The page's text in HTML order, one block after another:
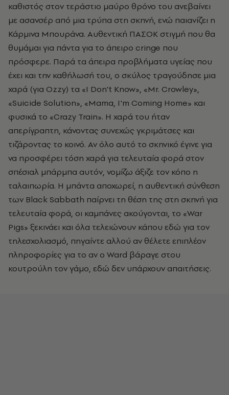
καθιστός στον τεράστιο μαύρο θρόνο του ανεβαίνει
με ασανσέρ από μια τρύπα στη σκηνή, ενώ παιανίζει η
Κάρμινα Μπουράνα. Αυθεντική ΠΑΣΟΚ στιγμή που θα
θυμάμαι για πάντα για το άπειρο cringe που
πρόσφερε. Παρά τα άπειρα προβλήματα υγείας που
έχει και την καθήλωσή του, ο σκύλος τραγούδησε μια
χαρά (για Ozzy) τα «I Don't Know», «Mr. Crowley»,
«Suicide Solution», «Mama, I'm Coming Home» και
φυσικά το «Crazy Train». Η χαρά του ήταν
απερίγραπτη, κάνοντας συνεχώς γκριμάτσες και
τιζάροντας το κοινό. Αν όλο αυτό το σκηνικό έγινε για
να προσφέρει τόση χαρά για τελευταία φορά στον
σπέσιαλ μπάρμπα αυτόν, νομίζω άξιζε τον κόπο η
ταλαιπωρία. Η μπάντα αποχωρεί, η αυθεντική σύνθεση
των Black Sabbath παίρνει τη θέση της στη σκηνή για
τελευταία φορά, οι καμπάνες ακούγονται, το «War
Pigs» ξεκινάει και όλα τελειώνουν κάπου εδώ για τον
τηλεσχολιασμό, πηγαίντε αλλού αν θέλετε επιπλέον
πληροφορίες για το αν ο Ward βάραγε στου
κουτρούλη τον γάμο, εδώ δεν υπάρχουν απαιτήσεις.